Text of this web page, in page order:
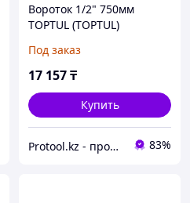
Вороток 1/2" 750мм
TOPTUL (TOPTUL)
Под заказ
17 157₸
Купить
Protool.kz - продажа электроинструмента, ручные строительные и садовые инструменты 83%